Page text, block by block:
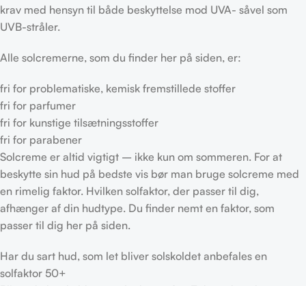
krav med hensyn til både beskyttelse mod UVA- såvel som
UVB-stråler.
Alle solcremerne, som du finder her på siden, er:
fri for problematiske, kemisk fremstillede stoffer
fri for parfumer
fri for kunstige tilsætningsstoffer
fri for parabener
Solcreme er altid vigtigt – ikke kun om sommeren. For at
beskytte sin hud på bedste vis bør man bruge solcreme med
en rimelig faktor. Hvilken solfaktor, der passer til dig,
afhænger af din hudtype. Du finder nemt en faktor, som
passer til dig her på siden.
Har du sart hud, som let bliver solskoldet anbefales en
solfaktor 50+